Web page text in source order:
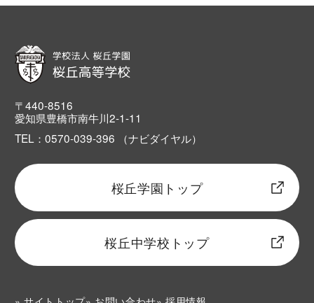
〒440-8516
愛知県豊橋市南牛川2-1-11
TEL：0570-039-396 （ナビダイヤル）
桜丘学園トップ
桜丘中学校トップ